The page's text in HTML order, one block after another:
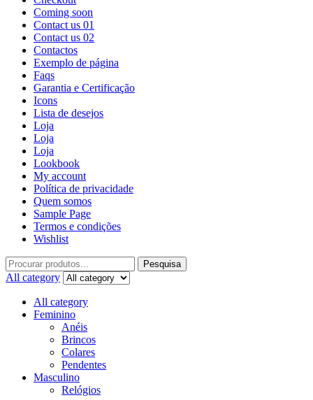
Coming soon
Contact us 01
Contact us 02
Contactos
Exemplo de página
Faqs
Garantia e Certificação
Icons
Lista de desejos
Loja
Loja
Loja
Lookbook
My account
Política de privacidade
Quem somos
Sample Page
Termos e condições
Wishlist
Pesquisa
All category
All category
Feminino
Anéis
Brincos
Colares
Pendentes
Masculino
Relógios